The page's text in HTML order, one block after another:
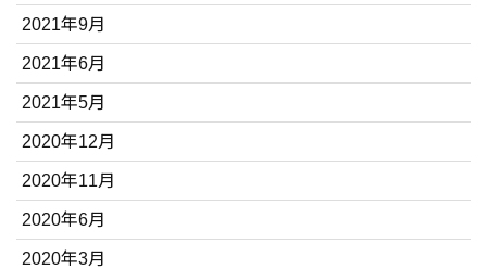
2021年9月
2021年6月
2021年5月
2020年12月
2020年11月
2020年6月
2020年3月